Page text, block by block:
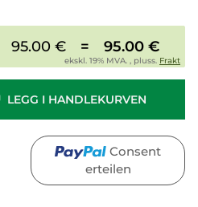
95.00 € = 95.00 €
ekskl. 19% MVA. , pluss. Frakt
LEGG I HANDLEKURVEN
Consent
erteilen